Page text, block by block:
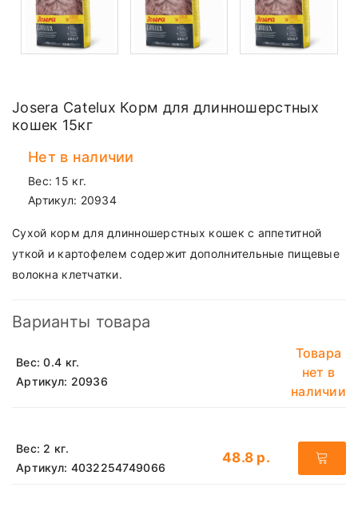
Josera Catelux Корм для длинношерстных
кошек 15кг
Нет в наличии
Вес: 15 кг.
Артикул: 20934
Сухой корм для длинношерстных кошек с аппетитной
уткой и картофелем содержит дополнительные пищевые
волокна клетчатки.
Варианты товара
Вес: 0.4 кг.
Артикул: 20936
Товара
нет в
наличии
Вес: 2 кг.
Артикул: 4032254749066
48.8 р.